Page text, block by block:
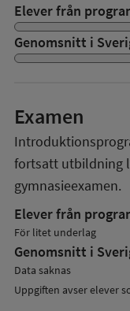
Elever från
Genomsnitt i
Examen
fortsatt utbildning
gymnasieexamen.
Elever från
För litet underlag
Genomsnitt i
Data saknas
Uppgiften avser elever